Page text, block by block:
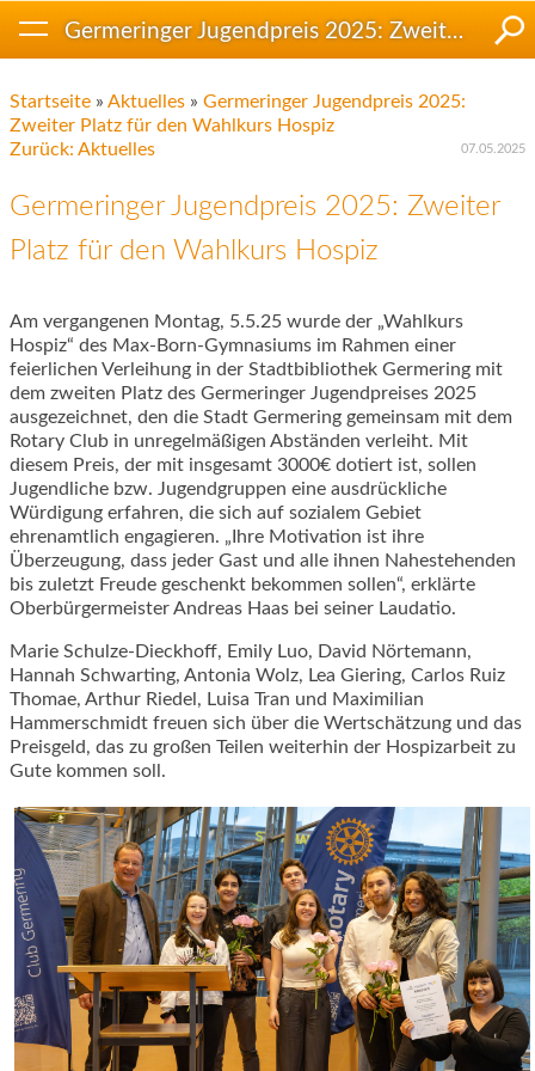
Germeringer Jugendpreis 2025: Zweiter Platz für den Wahlkurs Hospiz
Startseite » Aktuelles » Germeringer Jugendpreis 2025:
Zweiter Platz für den Wahlkurs Hospiz
Zurück: Aktuelles
07.05.2025
Germeringer Jugendpreis 2025: Zweiter
Platz für den Wahlkurs Hospiz
Am vergangenen Montag, 5.5.25 wurde der „Wahlkurs
Hospiz“ des Max-Born-Gymnasiums im Rahmen einer
feierlichen Verleihung in der Stadtbibliothek Germering mit
dem zweiten Platz des Germeringer Jugendpreises 2025
ausgezeichnet, den die Stadt Germering gemeinsam mit dem
Rotary Club in unregelmäßigen Abständen verleiht. Mit
diesem Preis, der mit insgesamt 3000€ dotiert ist, sollen
Jugendliche bzw. Jugendgruppen eine ausdrückliche
Würdigung erfahren, die sich auf sozialem Gebiet
ehrenamtlich engagieren. „Ihre Motivation ist ihre
Überzeugung, dass jeder Gast und alle ihnen Nahestehenden
bis zuletzt Freude geschenkt bekommen sollen“, erklärte
Oberbürgermeister Andreas Haas bei seiner Laudatio.
Marie Schulze-Dieckhoff, Emily Luo, David Nörtemann,
Hannah Schwarting, Antonia Wolz, Lea Giering, Carlos Ruiz
Thomae, Arthur Riedel, Luisa Tran und Maximilian
Hammerschmidt freuen sich über die Wertschätzung und das
Preisgeld, das zu großen Teilen weiterhin der Hospizarbeit zu
Gute kommen soll.